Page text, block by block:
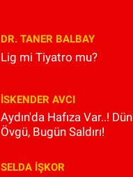
DR. TANER BALBAY
Lig mi Tiyatro mu?
İSKENDER AVCI
Aydın'da Hafıza Var..! Dün
Övgü, Bugün Saldırı!
SELDA İŞKOR